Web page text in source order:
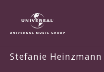
Heinzmann
Video
TheStefanie Heinzmann